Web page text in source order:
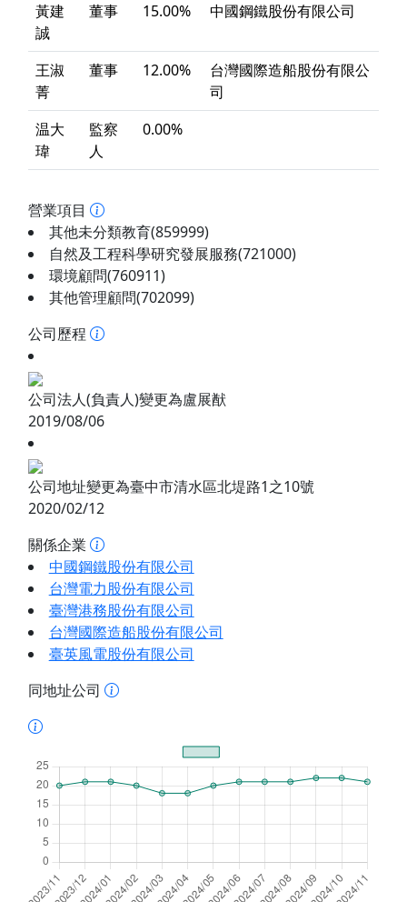
黃建
誠
董事 15.00% 中國鋼鐵股份有限公司
王淑
菁
董事 12.00%
台灣國際造船股份有限公
司
温大
瑋
監察
人
0.00%
營業項目
其他未分類教育(859999)
自然及工程科學研究發展服務(721000)
環境顧問(760911)
其他管理顧問(702099)
公司歷程
公司法人(負責人)變更為盧展猷
2019/08/06
公司地址變更為臺中市清水區北堤路1之10號
2020/02/12
關係企業
中國鋼鐵股份有限公司
台灣電力股份有限公司
臺灣港務股份有限公司
台灣國際造船股份有限公司
臺英風電股份有限公司
同地址公司